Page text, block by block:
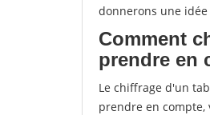
donnerons une
Comment
prendre en
Le chiffrage d'un
prendre en compte,